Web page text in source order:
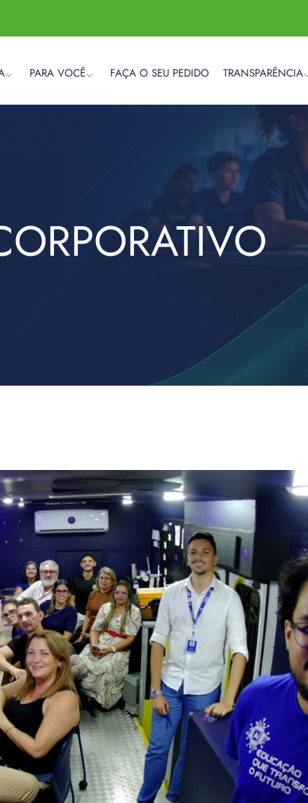
PARA VOCÊ FAÇA O SEU PEDIDO TRANSPARÊNCIA